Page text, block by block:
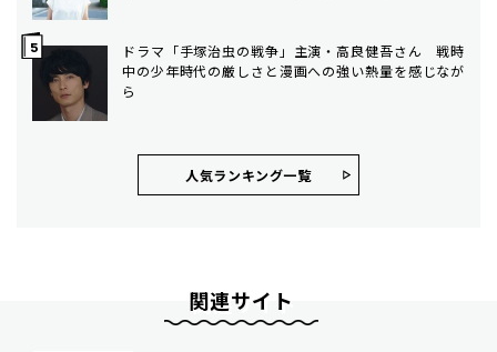
ドラマ「手塚治虫の戦争」主演・高良健吾さん 戦時
中の少年時代の厳しさと漫画への強い熱量を感じなが
ら
人気ランキング⼀覧
関連サイト